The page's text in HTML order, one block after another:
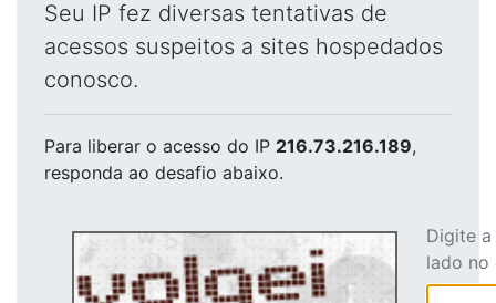
Seu IP fez diversas tentativas de
acessos suspeitos a sites hospedados
conosco.
Para liberar o acesso do IP 216.73.216.189,
responda ao desafio abaixo.
Digite
lado no